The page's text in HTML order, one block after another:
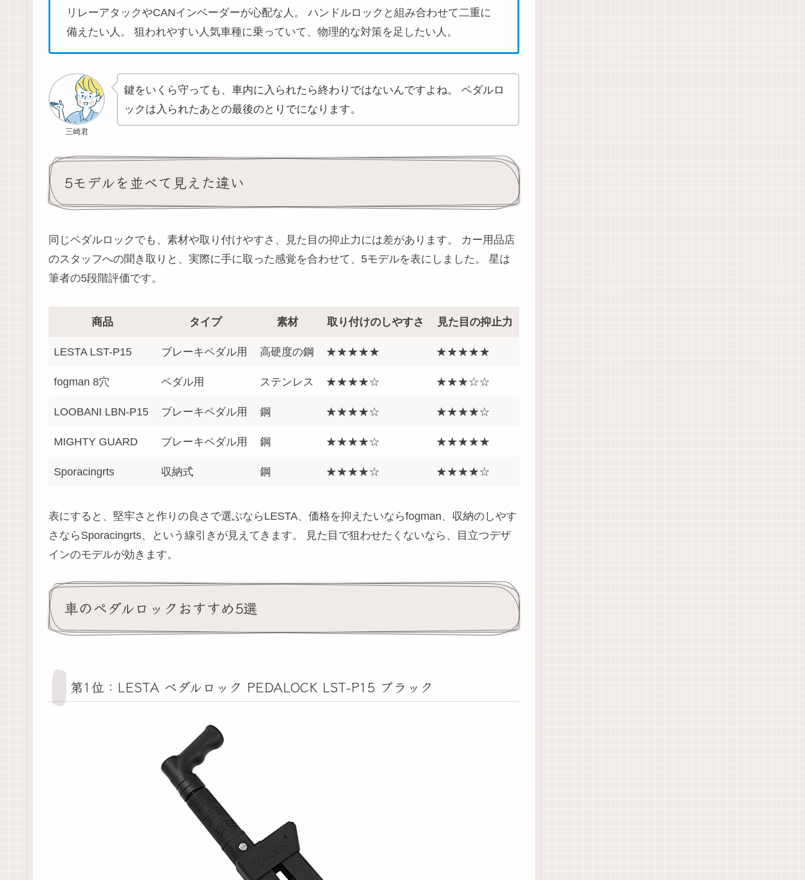
リレーアタックやCANインベーダーが心配な人。 ハンドルロックと組み合わせて二重に
備えたい人。 狙われやすい人気車種に乗っていて、物理的な対策を足したい人。
三崎君
鍵をいくら守っても、車内に入られたら終わりではないんですよね。 ペダルロ
ックは入られたあとの最後のとりでになります。
5モデルを並べて見えた違い
同じペダルロックでも、素材や取り付けやすさ、見た目の抑止力には差があります。 カー用品店
のスタッフへの聞き取りと、実際に手に取った感覚を合わせて、5モデルを表にしました。 星は
筆者の5段階評価です。
商品 タイプ 素材 取り付けのしやすさ 見た目の抑止力
LESTA LST-P15 ブレーキペダル用 高硬度の鋼 ★★★★★ ★★★★★
fogman 8穴 ペダル用 ステンレス ★★★★☆ ★★★☆☆
LOOBANI LBN-P15 ブレーキペダル用 鋼 ★★★★☆ ★★★★☆
MIGHTY GUARD ブレーキペダル用 鋼 ★★★★☆ ★★★★★
Sporacingrts 収納式 鋼 ★★★★☆ ★★★★☆
表にすると、堅牢さと作りの良さで選ぶならLESTA、価格を抑えたいならfogman、収納のしやす
さならSporacingrts、という線引きが見えてきます。 見た目で狙わせたくないなら、目立つデザ
インのモデルが効きます。
車のペダルロックおすすめ5選
第1位：LESTA ペダルロック PEDALOCK LST-P15 ブラック